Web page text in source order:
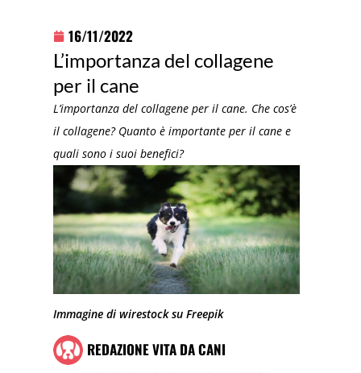
16/11/2022
L’importanza del collagene
per il cane
L’importanza del collagene per il cane. Che cos’è
il collagene? Quanto è importante per il cane e
quali sono i suoi benefici?
Immagine di wirestock su Freepik
REDAZIONE VITA DA CANI